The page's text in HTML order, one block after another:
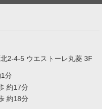
2-4-5 ウエストーレ丸菱 3F
分
約17分
約18分